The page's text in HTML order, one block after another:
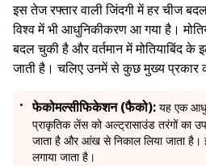
इस तेज रफ्तार वाली जिंदगी में हर चीज
विश्व में भी आधुनिकीकरण आ गया है।
बदल चुकी है और वर्तमान में मोतियाबिंद
जाती है। चलिए उनमें से कुछ मुख्य प्रकार
फेकोमल्सीफिकेशन (फैको): यह एक
प्राकृतिक लेंस को अल्ट्रासाउंड तरंगों का
जाता है और आंख से निकाल लिया जाता है।
लगाया जाता है।